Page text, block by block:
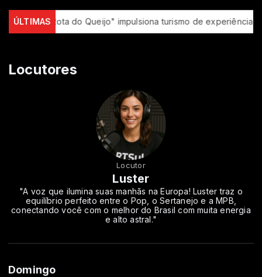
ÚLTIMAS
"Rota do Queijo" impulsiona turismo de experiência no
Locutores
Locutor
Luster
"A voz que ilumina suas manhãs na Europa! Luster traz o
equilíbrio perfeito entre o Pop, o Sertanejo e a MPB,
conectando você com o melhor do Brasil com muita energia
e alto astral."
Domingo